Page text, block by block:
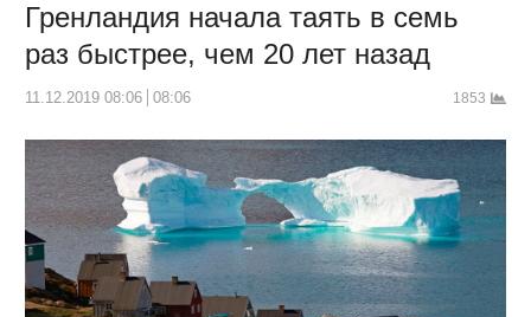
Гренландия начала таять в семь
раз быстрее, чем 20 лет назад
11.12.2019 08:06 08:06 1853